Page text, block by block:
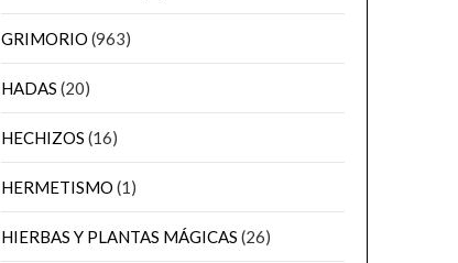
GRIMORIO (963)
HADAS (20)
HECHIZOS (16)
HERMETISMO (1)
HIERBAS Y PLANTAS MÁGICAS (26)